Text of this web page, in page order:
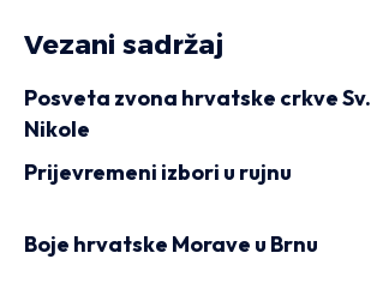
Vezani sadržaj
Posveta zvona hrvatske crkve Sv.
Nikole
Prijevremeni izbori u rujnu
Boje hrvatske Morave u Brnu